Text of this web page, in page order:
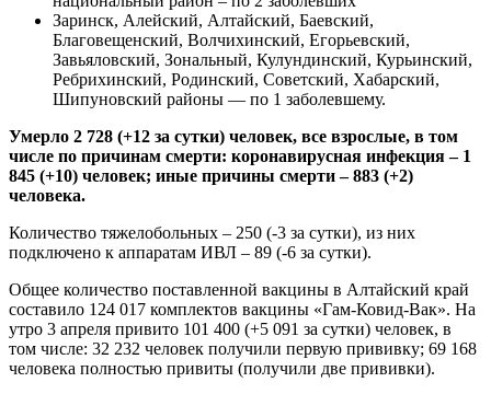
Заринск, Алейский, Алтайский, Баевский,
Благовещенский, Волчихинский, Егорьевский,
Завьяловский, Зональный, Кулундинский, Курьинский,
Ребрихинский, Родинский, Советский, Хабарский,
Шипуновский районы — по 1 заболевшему.
Умерло 2 728 (+12 за сутки) человек, все взрослые, в том
числе по причинам смерти: коронавирусная инфекция – 1
845 (+10) человек; иные причины смерти – 883 (+2)
человека.
Количество тяжелобольных – 250 (-3 за сутки), из них
подключено к аппаратам ИВЛ – 89 (-6 за сутки).
Общее количество поставленной вакцины в Алтайский край
составило 124 017 комплектов вакцины «Гам-Ковид-Вак». На
утро 3 апреля привито 101 400 (+5 091 за сутки) человек, в
том числе: 32 232 человек получили первую прививку; 69 168
человека полностью привиты (получили две прививки).